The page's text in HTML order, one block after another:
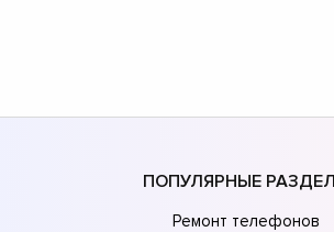
ПОПУЛЯРНЫЕ
Ремонт телефонов